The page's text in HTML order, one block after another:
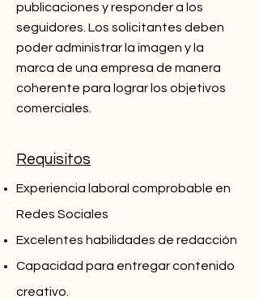
publicaciones y responder a los
seguidores. Los solicitantes deben
poder administrar la imagen y la
marca de una empresa de manera
coherente para lograr los objetivos
comerciales.
Requisitos
Experiencia laboral comprobable en
Redes Sociales
Excelentes habilidades de redacción
Capacidad para entregar contenido
creativo.